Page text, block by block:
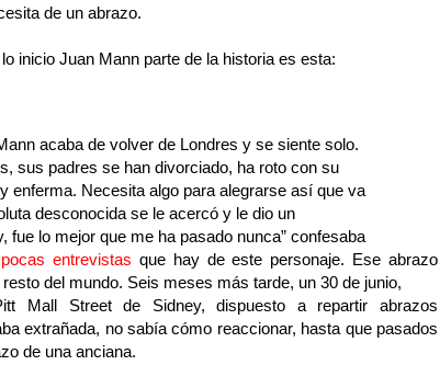
de un abrazo.
inicio Juan Mann parte de la historia es esta:
acaba de volver de Londres y se siente solo.
sus padres se han divorciado, ha roto con su
enferma. Necesita algo para alegrarse así que va
desconocida se le acercó y le dio un
fue lo mejor que me ha pasado nunca” confesaba
entrevistas que hay de este personaje. Ese abrazo
del mundo. Seis meses más tarde, un 30 de junio,
Mall Street de Sidney, dispuesto a repartir abrazos
extrañada, no sabía cómo reaccionar, hasta que pasados
de una anciana.